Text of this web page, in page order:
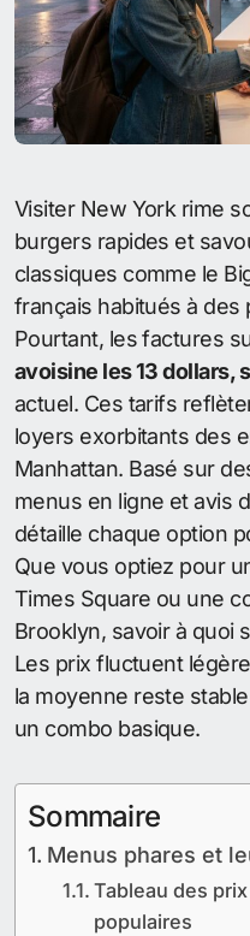
Visiter New York rime souvent avec envies de
burgers rapides et
classiques comme le
français habitués à
Pourtant, les factures
avoisine les 13 dollars,
actuel. Ces tarifs
loyers exorbitants des
Manhattan. Basé sur
menus en ligne et avis
détaille chaque option
Que vous optiez pour
Times Square ou une
Brooklyn, savoir à quoi
Les prix fluctuent
la moyenne reste
un combo basique.
Sommaire
Menus phares et
Tableau des
populaires